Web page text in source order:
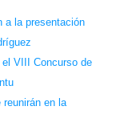
a la presentación
VIII Concurso de
en la